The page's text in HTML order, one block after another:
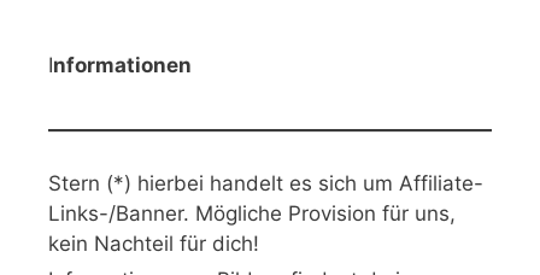
Informationen
Stern (*) hierbei handelt es sich um Affiliate-
Links-/Banner. Mögliche Provision für uns,
kein Nachteil für dich!